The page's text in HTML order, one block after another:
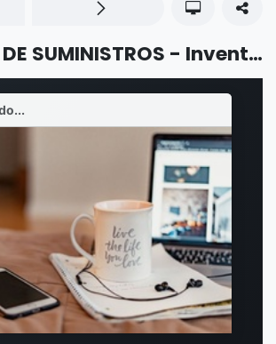
CADENA DE SUMINISTROS - Inventario - Reglas de reordenamiento